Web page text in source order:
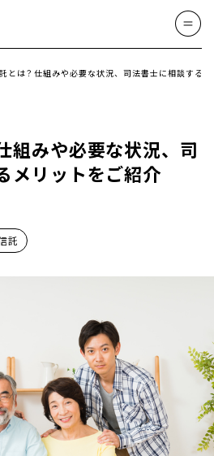
とは？仕組みや必要な状況、司法書士に相談する
組みや必要な状況、司
メリットをご紹介
託